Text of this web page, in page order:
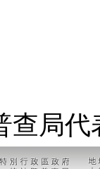
查局